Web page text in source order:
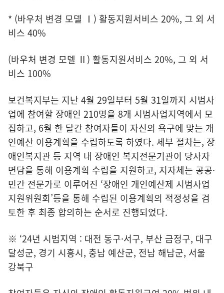
* (바우처 변경 모델 Ⅰ) 활동지원서비스 20%, 그 외 서
비스 40%
(바우처 변경 모델 Ⅱ) 활동지원서비스 20%, 그 외 서
비스 100%
보건복지부는 지난 4월 29일부터 5월 31일까지 시범사
업에 참여할 장애인 210명을 8개 시범사업지역에서 모
집하고, 6월 한 달간 참여자들이 자신의 욕구에 맞는 개
인예산 이용계획을 수립하도록 하였다. 세부 절차는, 장
애인복지관 등 지역 내 장애인 복지전문기관이 당사자
면담을 통해 이용계획 수립을 지원하고, 지자체는 공공·
민간 전문가로 이루어진 ‘장애인 개인예산제 시범사업
지원위원회’등을 통해 수립된 이용계획의 적정성을 검
토한 후 최종 합의하는 순서로 진행되었다.
※ ‘24년 시범지역 : 대전 동구·서구, 부산 금정구, 대구
달성군, 경기 시흥시, 충남 예산군, 전남 해남군, 서울
강북구